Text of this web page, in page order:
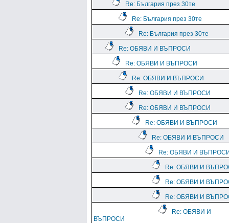
Re: България през 30те
Re: България през 30те
Re: България през 30те
Re: ОБЯВИ И ВЪПРОСИ
Re: ОБЯВИ И ВЪПРОСИ
Re: ОБЯВИ И ВЪПРОСИ
Re: ОБЯВИ И ВЪПРОСИ
Re: ОБЯВИ И ВЪПРОСИ
Re: ОБЯВИ И ВЪПРОСИ
Re: ОБЯВИ И ВЪПРОСИ
Re: ОБЯВИ И
Re: ОБЯВИ И
Re: ОБЯВИ И
Re: ОБЯВИ И
Re: ОБЯВИ И
ВЪПРОСИ